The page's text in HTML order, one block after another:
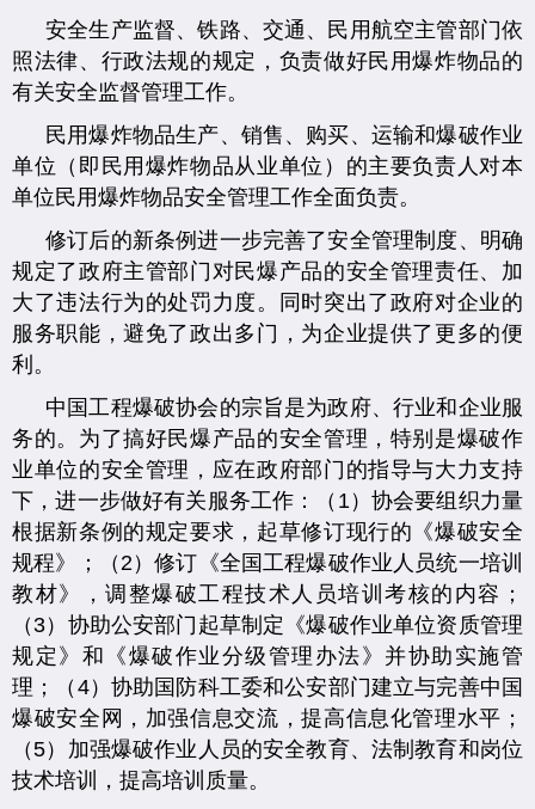
安全生产监督、铁路、交通、民用航空主管部门依
照法律、行政法规的规定，负责做好民用爆炸物品的
有关安全监督管理工作。
民用爆炸物品生产、销售、购买、运输和爆破作业
单位（即民用爆炸物品从业单位）的主要负责人对本
单位民用爆炸物品安全管理工作全面负责。
修订后的新条例进一步完善了安全管理制度、明确
规定了政府主管部门对民爆产品的安全管理责任、加
大了违法行为的处罚力度。同时突出了政府对企业的
服务职能，避免了政出多门，为企业提供了更多的便
利。
中国工程爆破协会的宗旨是为政府、行业和企业服
务的。为了搞好民爆产品的安全管理，特别是爆破作
业单位的安全管理，应在政府部门的指导与大力支持
下，进一步做好有关服务工作：（1）协会要组织力量
根据新条例的规定要求，起草修订现行的《爆破安全
规程》；（2）修订《全国工程爆破作业人员统一培训
教材》，调整爆破工程技术人员培训考核的内容；
（3）协助公安部门起草制定《爆破作业单位资质管理
规定》和《爆破作业分级管理办法》并协助实施管
理；（4）协助国防科工委和公安部门建立与完善中国
爆破安全网，加强信息交流，提高信息化管理水平；
（5）加强爆破作业人员的安全教育、法制教育和岗位
技术培训，提高培训质量。